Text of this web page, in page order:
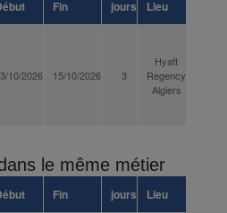
Fin jours
Lieu
10/2026 15/10/2026 3
Hyatt
Regency
Algiers
le même métier
Fin jours
Lieu